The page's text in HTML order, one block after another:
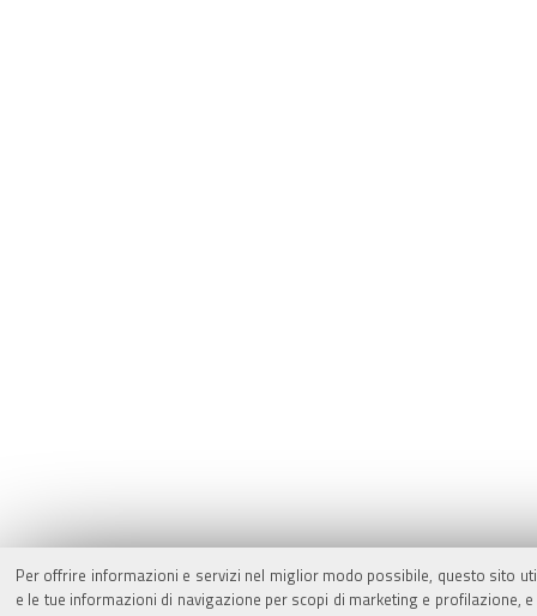
Per offrire informazioni e servizi nel miglior modo possibile, questo sito
e le tue informazioni di navigazione per scopi di marketing e